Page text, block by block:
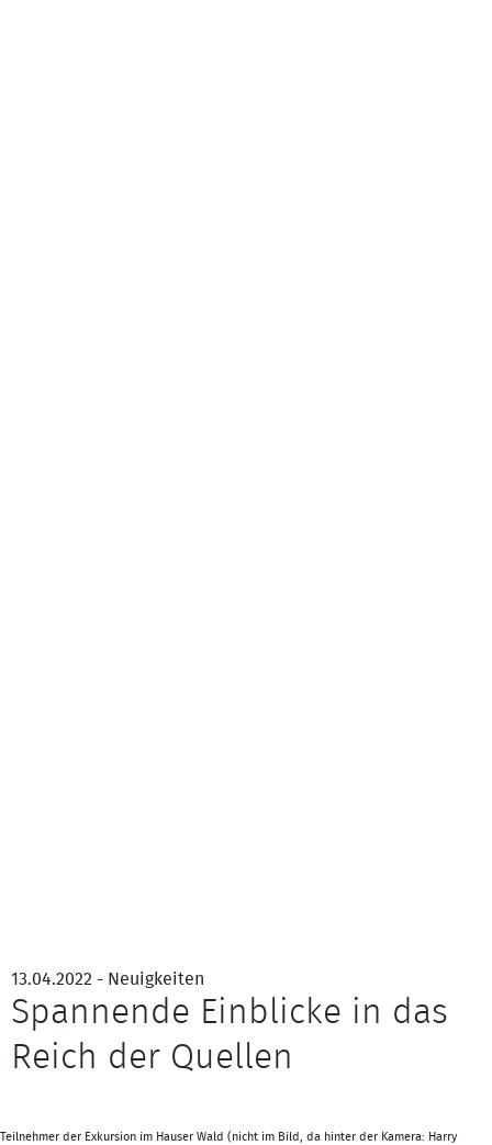
13.04.2022 - Neuigkeiten
Spannende Einblicke in das
Reich der Quellen
Teilnehmer der Exkursion im Hauser Wald (nicht im Bild, da hinter der Kamera: Harry